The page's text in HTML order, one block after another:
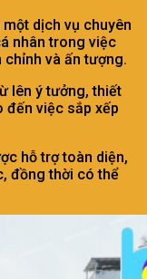
một dịch vụ chuyên
nhân trong việc
và ấn tượng.
lên ý tưởng, thiết
đến việc sắp xếp
hỗ trợ toàn diện,
đồng thời có thể